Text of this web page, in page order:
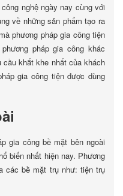
nghệ ngày nay cùng với
về những sản phẩm tạo ra
phương pháp gia công tiện
pháp gia công khác
cầu khắt khe nhất của khách
gia công tiện được dùng
gia công bề mặt bên ngoài
biến nhất hiện nay. Phương
các bề mặt trụ như: tiện trụ